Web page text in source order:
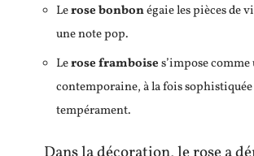
Lerose bonbonégaie les pièces de
une note pop.
Lerose framboises’impose
contemporaine, à la fois
tempérament.